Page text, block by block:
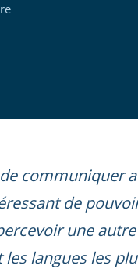
communiquer
de
une
langues les